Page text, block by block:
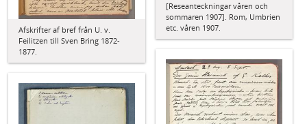
[Reseanteckningar våren och
sommaren 1907]. Rom, Umbrien
etc. våren 1907.
Afskrifter af bref från U. v.
Feilitzen till Sven Bring 1872-
1877.